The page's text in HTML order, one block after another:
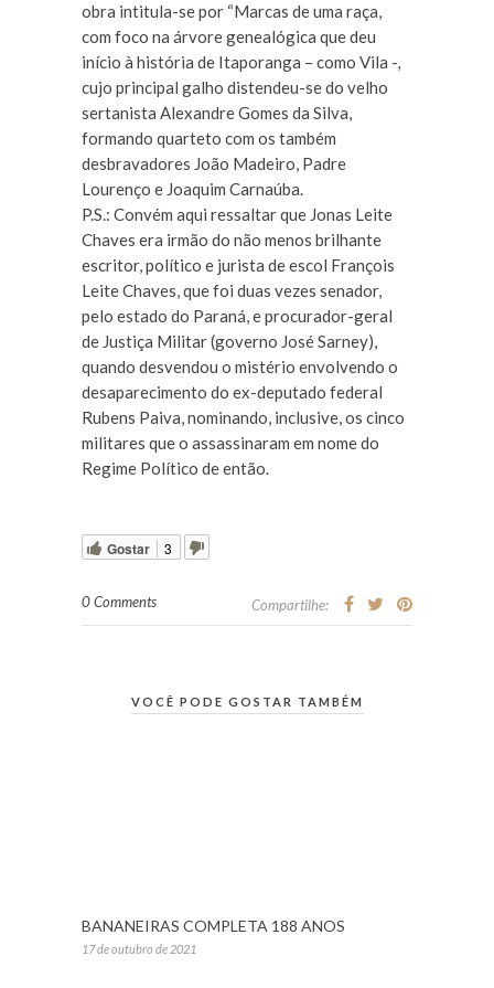
obra intitula-se por “Marcas de uma raça,
com foco na árvore genealógica que deu
início à história de Itaporanga – como Vila -,
cujo principal galho distendeu-se do velho
sertanista Alexandre Gomes da Silva,
formando quarteto com os também
desbravadores João Madeiro, Padre
Lourenço e Joaquim Carnaúba.
P.S.: Convém aqui ressaltar que Jonas Leite
Chaves era irmão do não menos brilhante
escritor, político e jurista de escol François
Leite Chaves, que foi duas vezes senador,
pelo estado do Paraná, e procurador-geral
de Justiça Militar (governo José Sarney),
quando desvendou o mistério envolvendo o
desaparecimento do ex-deputado federal
Rubens Paiva, nominando, inclusive, os cinco
militares que o assassinaram em nome do
Regime Político de então.
Gostar 3
0 Comments Compartilhe:
VOCÊ PODE GOSTAR TAMBÉM
BANANEIRAS COMPLETA 188 ANOS
17 de outubro de 2021